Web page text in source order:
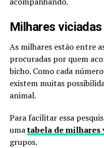
Milhares viciadas
As milhares estão entre
procuradas por quem
bicho. Como cada
existem muitas
animal.
Para facilitar essa
umatabela de milhares
grupos.